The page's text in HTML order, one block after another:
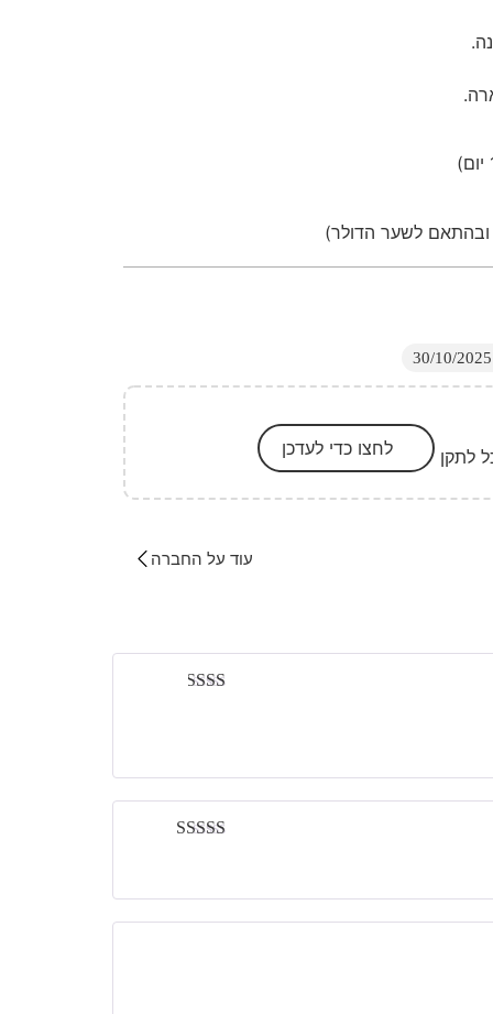
ובהתאם לשער הדולר)
לתקן לחצו כדי לעדכן
עוד על החברה